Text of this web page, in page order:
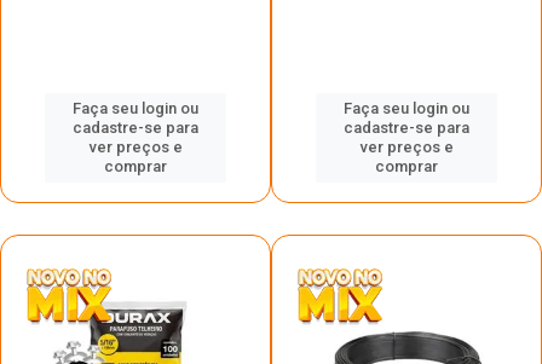
Faça seu login ou
cadastre-se para
ver preços e
comprar
Faça seu login ou
cadastre-se para
ver preços e
comprar